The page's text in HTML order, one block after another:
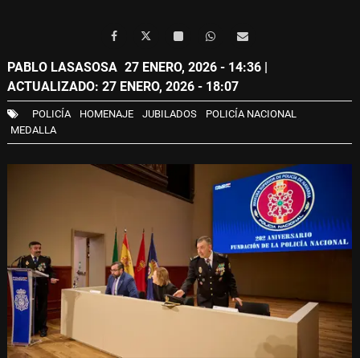
PABLO LASASOSA 27 ENERO, 2026 - 14:36 |
ACTUALIZADO: 27 ENERO, 2026 - 18:07
POLICÍA HOMENAJE JUBILADOS
POLICÍA NACIONAL
MEDALLA